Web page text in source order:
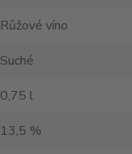
Růžové víno
Suché
0,75 l
13,5 %